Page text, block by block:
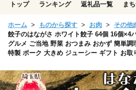
トップ ランキング 返礼品一覧 ま
ホーム ものから探す お肉
その他
餃子のはながさ ホワイト餃子 64個 16個×4
グルメ ご当地 野菜 おつまみ おかず 簡単
特製 ポーク 大きめ ジューシー ギフト お取